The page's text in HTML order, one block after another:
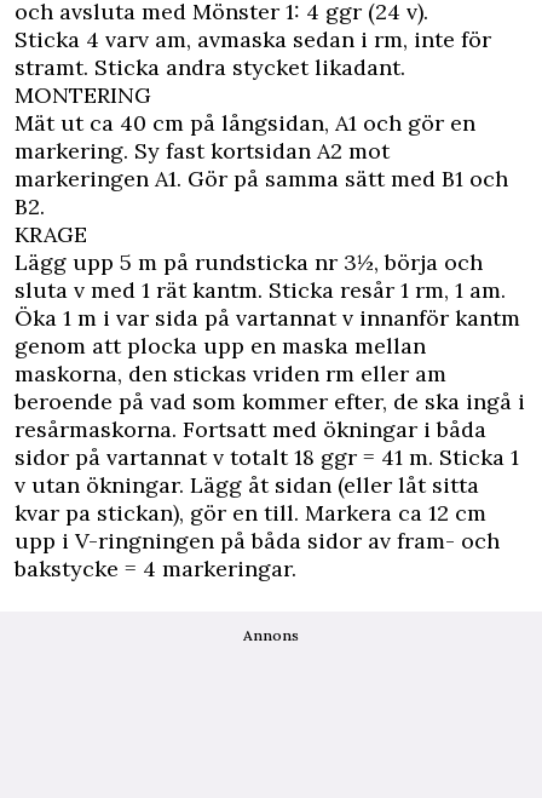
och avsluta med Mönster 1: 4 ggr (24 v).
Sticka 4 varv am, avmaska sedan i rm, inte för
stramt. Sticka andra stycket likadant.
MONTERING
Mät ut ca 40 cm på långsidan, A1 och gör en
markering. Sy fast kortsidan A2 mot
markeringen A1. Gör på samma sätt med B1 och
B2.
KRAGE
Lägg upp 5 m på rundsticka nr 3½, börja och
sluta v med 1 rät kantm. Sticka resår 1 rm, 1 am.
Öka 1 m i var sida på vartannat v innanför kantm
genom att plocka upp en maska mellan
maskorna, den stickas vriden rm eller am
beroende på vad som kommer efter, de ska ingå i
resårmaskorna. Fortsatt med ökningar i båda
sidor på vartannat v totalt 18 ggr = 41 m. Sticka 1
v utan ökningar. Lägg åt sidan (eller låt sitta
kvar pa stickan), gör en till. Markera ca 12 cm
upp i V-ringningen på båda sidor av fram- och
bakstycke = 4 markeringar.
Annons